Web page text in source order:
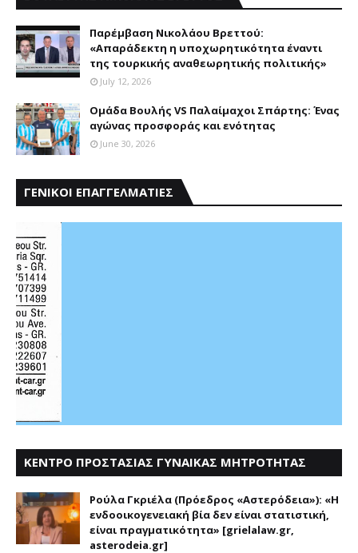
Παρέμβαση Nικολάου Bρεττού:
«Aπαράδεκτη η υποχωρητικότητα έναντι
της τουρκικής αναθεωρητικής πολιτικής»
July 12, 2026
Ομάδα Βουλής VS Παλαίμαχοι Σπάρτης: Ένας
αγώνας προσφοράς και ενότητας
June 30, 2026
ΓΕΝΙΚΟΙ ΕΠΑΓΓΕΛΜΑΤΙΕΣ
ΚΕΝΤΡΟ ΠΡΟΣΤΑΣΙΑΣ ΓΥΝΑΙΚΑΣ ΜΗΤΡΟΤΗΤΑΣ
Ρούλα Γκριέλα (Πρόεδρος «Αστερόδεια»): «Η
ενδοοικογενειακή βία δεν είναι στατιστική,
είναι πραγματικότητα» [grielalaw.gr,
asterodeia.gr]